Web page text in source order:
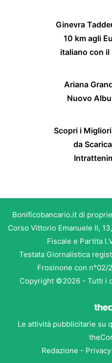
Ginevra
10 km agli
italiano con
Ariana
Nuovo
Scopri i
da
Bonificobancario.it di
Corso Vittorio Emanuele II,
Fiscale e Partita
Testata Giornalistica
Frosinone con
Copyright ©2026 - Tutti i
Le attività pubblicitarie su
Redazione -